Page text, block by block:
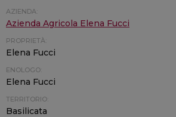
AZIENDA:
Azienda Agricola Elena Fucci
PROPRIETÀ:
Elena Fucci
ENOLOGO:
Elena Fucci
TERRITORIO:
Basilicata